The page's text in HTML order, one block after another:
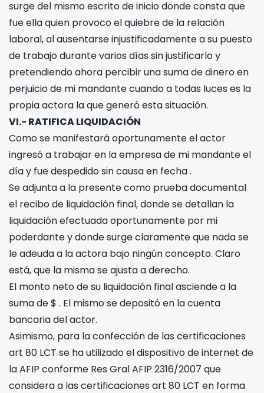
surge del mismo escrito de inicio donde consta que
fue ella quien provoco el quiebre de la relación
laboral, al ausentarse injustificadamente a su puesto
de trabajo durante varios días sin justificarlo y
pretendiendo ahora percibir una suma de dinero en
perjuicio de mi mandante cuando a todas luces es la
propia actora la que generó esta situación.
VI.- RATIFICA LIQUIDACIÓN
Como se manifestará oportunamente el actor
ingresó a trabajar en la empresa de mi mandante el
díay fue despedido sin causa en fecha.
Se adjunta a la presente como prueba documental
el recibo de liquidación final, donde se detallan la
liquidación efectuada oportunamente por mi
poderdante y donde surge claramente que nada se
le adeuda a la actora bajo ningún concepto. Claro
está, que la misma se ajusta a derecho.
El monto neto de su liquidación final asciende a la
suma de $ . El mismo se depositó en la cuenta
bancaria del actor.
Asimismo, para la confección de las certificaciones
art 80 LCT se ha utilizado el dispositivo de internet de
la AFIP conforme Res Gral AFIP 2316/2007 que
considera a las certificaciones art 80 LCT en forma